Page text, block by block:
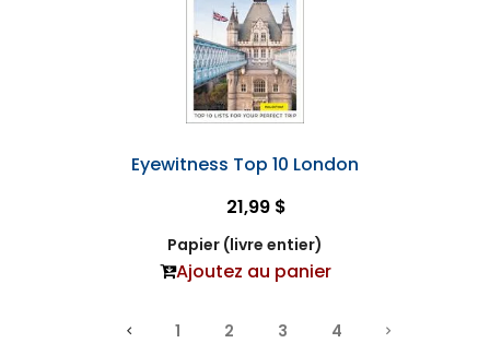
Eyewitness Top 10 London
21,99 $
Papier (livre entier)
Ajoutez au panier
1 2 3 4